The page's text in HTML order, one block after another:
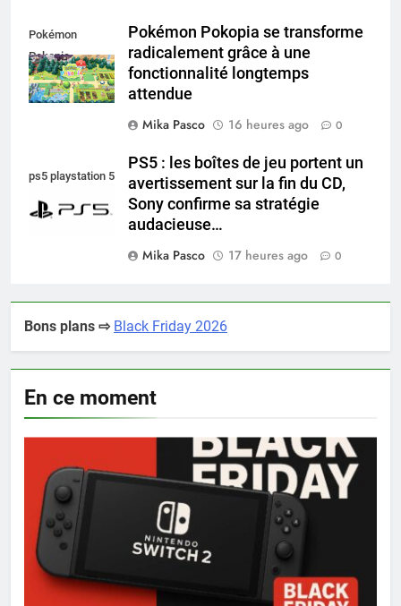
Pokémon
Pokopia
Pokémon Pokopia se transforme
radicalement grâce à une
fonctionnalité longtemps
attendue
Mika Pasco
16 heures ago 0
ps5 playstation 5
PS5 : les boîtes de jeu portent un
avertissement sur la fin du CD,
Sony confirme sa stratégie
audacieuse…
Mika Pasco
17 heures ago 0
Bons plans ⇨ Black Friday 2026
En ce moment